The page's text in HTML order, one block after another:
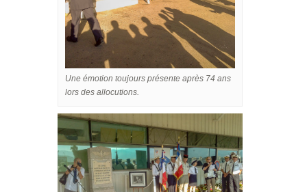
Une émotion toujours présente après 74 ans
lors des allocutions.